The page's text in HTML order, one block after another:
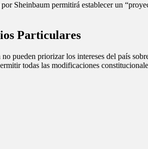
Sheinbaum permitirá establecer un
Particulares
pueden priorizar los intereses del país
todas las modificaciones